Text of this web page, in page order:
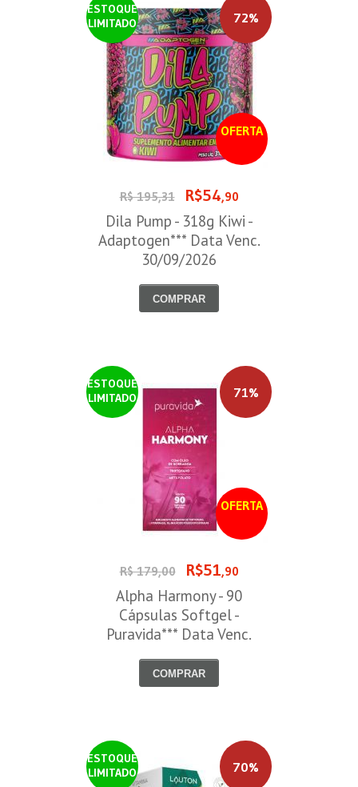
ESTOQUE
LIMITADO
OFERTA
72%
R$ 195,31 R$54,90
Dila Pump - 318g Kiwi -
Adaptogen*** Data Venc.
30/09/2026
COMPRAR
ESTOQUE
LIMITADO
OFERTA
71%
R$ 179,00 R$51,90
Alpha Harmony - 90
Cápsulas Softgel -
Puravida*** Data Venc.
COMPRAR
ESTOQUE
LIMITADO
70%